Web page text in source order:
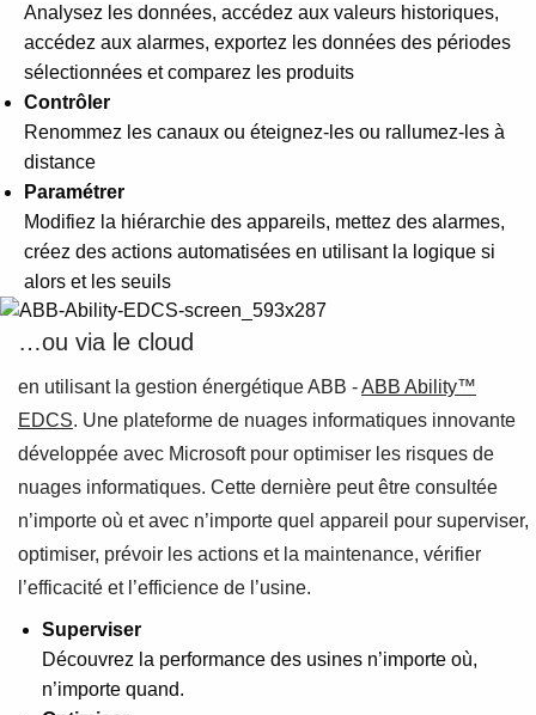
Analysez les données, accédez aux valeurs historiques,
accédez aux alarmes, exportez les données des périodes
sélectionnées et comparez les produits
Contrôler
Renommez les canaux ou éteignez-les ou rallumez-les à
distance
Paramétrer
Modifiez la hiérarchie des appareils, mettez des alarmes,
créez des actions automatisées en utilisant la logique si
alors et les seuils
…ou via le cloud
en utilisant la gestion énergétique ABB -ABB Ability™
EDCS. Une plateforme de nuages informatiques innovante
développée avec Microsoft pour optimiser les risques de
nuages informatiques. Cette dernière peut être consultée
n’importe où et avec n’importe quel appareil pour superviser,
optimiser, prévoir les actions et la maintenance, vérifier
l’efficacité et l’efficience de l’usine.
Superviser
Découvrez la performance des usines n’importe où,
n’importe quand.